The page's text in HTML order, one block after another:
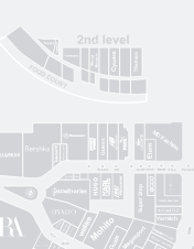
Guide
Guess
Super Step
Yarmich
MD Fashion